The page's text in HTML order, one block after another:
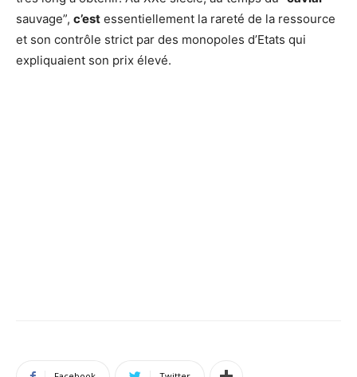
sauvage”, c’est essentiellement la rareté de la ressource
et son contrôle strict par des monopoles d’Etats qui
expliquaient son prix élevé.